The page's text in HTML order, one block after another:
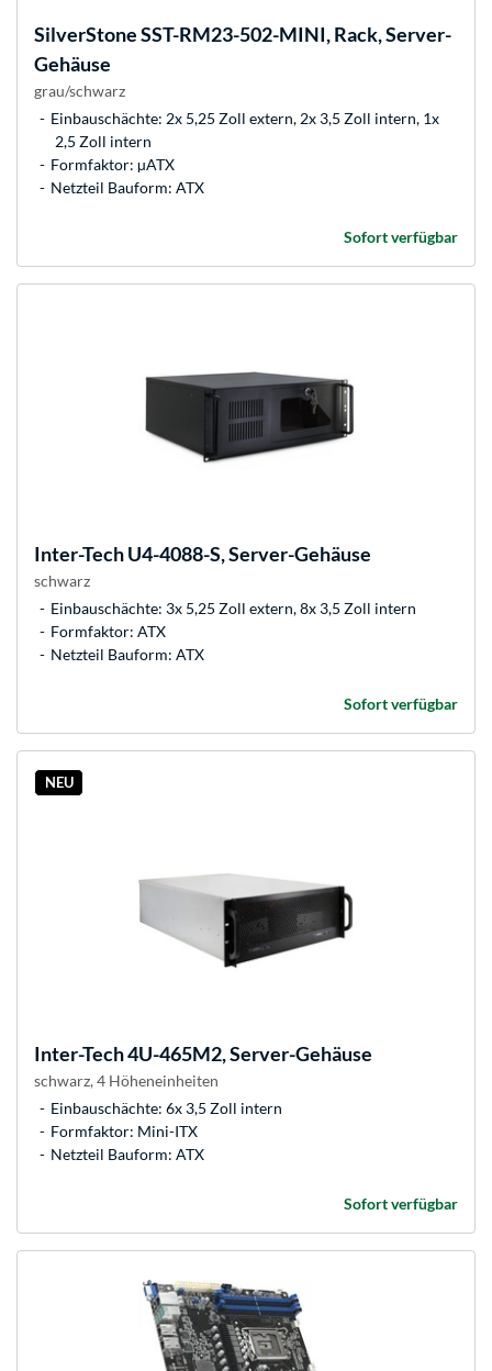
SilverStoneSST-RM23-502-MINI, Rack, Server-
Gehäuse
grau/schwarz
Einbauschächte: 2x 5,25 Zoll extern, 2x 3,5 Zoll intern, 1x
2,5 Zoll intern
Formfaktor: µATX
Netzteil Bauform: ATX
Sofort verfügbar
Inter-TechU4-4088-S, Server-Gehäuse
schwarz
Einbauschächte: 3x 5,25 Zoll extern, 8x 3,5 Zoll intern
Formfaktor: ATX
Netzteil Bauform: ATX
Sofort verfügbar
NEU
Inter-Tech4U-465M2, Server-Gehäuse
schwarz, 4 Höheneinheiten
Einbauschächte: 6x 3,5 Zoll intern
Formfaktor: Mini-ITX
Netzteil Bauform: ATX
Sofort verfügbar